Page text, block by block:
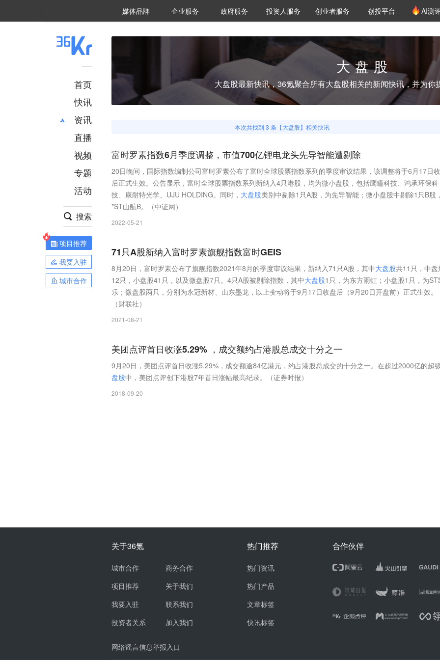
媒体品牌 36Kr研究院
企业服务 城市之窗
政府服务 VClub投资机构库
投资机构职位推介
投资人服务 创投氪堂
创业者服务 创投平台 AI测
首页
快讯
资讯
推荐
财经
项目推荐
安徽
直播
视频
专题
活动
搜索
项目推荐
我要入驻
城市合作
大盘股
大盘股最新快讯，36氪聚合所有大盘股相关的新闻快讯，并为你
本次共找到 3 条【大盘股】相关快讯
富时罗素指数6月季度调整，市值700亿锂电龙头先导智能遭剔除
20日晚间，国际指数编制公司富时罗素公布了富时全球股票指数系列的季度审议结果，该调整将于6月17日
后正式生效。公告显示，富时全球股票指数系列新纳入4只港股，均为微小盘股，包括鹰瞳科技、鸿承环保科
技、康耐特光学、UJU HOLDING。同时， 大盘股类别中剔除1只A股，为先导智能；微小盘股中剔除1只B股
*ST山航B。（中证网）
2022-05-21
71只A股新纳入富时罗素旗舰指数富时GEIS
8月20日，富时罗素公布了旗舰指数2021年8月的季度审议结果，新纳入71只A股，其中大盘股共11只，中盘
12只，小盘股41只，以及微盘股7只。4只A股被剔除指数，其中大盘股1只，为东方雨虹；小盘股1只，为ST
乐；微盘股两只，分别为永冠新材、山东墨龙，以上变动将于9月17日收盘后（9月20日开盘前）正式生效。
（财联社）
2021-08-21
美团点评首日收涨5.29% ，成交额约占港股总成交十分之一
9月20日，美团点评首日收涨5.29%，成交额逾84亿港元，约占港股总成交的十分之一。在超过2000亿的超
盘股中，美团点评创下港股7年首日涨幅最高纪录。（证券时报）
2018-09-20
关于36氪
城市合作
项目推荐
我要入驻
投资者关系
商务合作
关于我们
联系我们
加入我们
网络谣言信息举报入口
热门推荐
热门资讯
热门产品
文章标签
快讯标签
合作伙伴